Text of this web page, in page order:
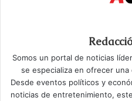
Somos un portal de noticias
se especializa en ofrecer
Desde eventos políticos y
noticias de entretenimiento,